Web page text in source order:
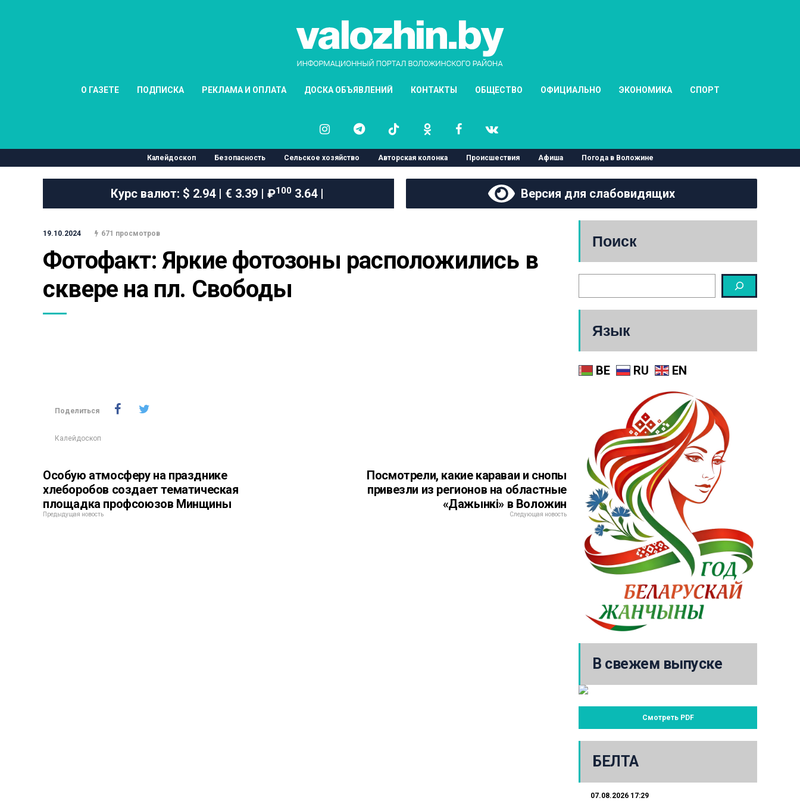
О ГАЗЕТЕ ПОДПИСКА РЕКЛАМА И ОПЛАТА ДОСКА ОБЪЯВЛЕНИЙ КОНТАКТЫ ОБЩЕСТВО ОФИЦИАЛЬНО ЭКОНОМИКА СПОРТ
Калейдоскоп Безопасность Сельское хозяйство Авторская колонка Происшествия Афиша Погода в Воложине
Курс валют: $ 2.94 | € 3.39 | ₽1003.64 | Версия для слабовидящих
19.10.2024 671 просмотров
Фотофакт: Яркие фотозоны расположились в
сквере на пл. Свободы
Поделиться
Калейдоскоп
Особую атмосферу на празднике
хлеборобов создает тематическая
площадка профсоюзов Минщины
Предыдущая новость
Посмотрели, какие караваи и снопы
привезли из регионов на областные
«Дажынкi» в Воложин
Следующая новость
Поиск
Язык
BE RU EN
В свежем выпуске
Смотреть PDF
БЕЛТА
07.08.2026 17:29